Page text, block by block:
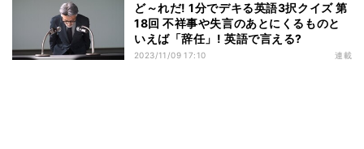
ど～れだ! 1分でデキる英語3択クイズ 第
18回 不祥事や失言のあとにくるものと
いえば「辞任」! 英語で言える?
2023/11/09 17:10 連載